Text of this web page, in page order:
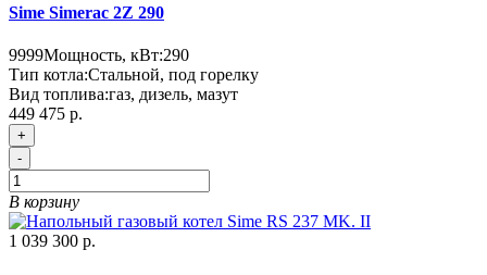
Sime Simerac 2Z 290
9999Мощность, кВт:290
Тип котла:Стальной, под горелку
Вид топлива:газ, дизель, мазут
449 475 р.
+
-
В корзину
1 039 300 р.